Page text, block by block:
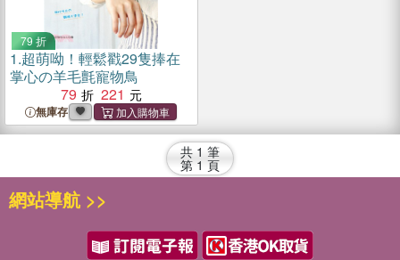
79 折
1.超萌呦！輕鬆戳29隻捧在
掌心の羊毛氈寵物鳥
79
221
無庫存
共 1 筆
第 1 頁
網站導航 >>